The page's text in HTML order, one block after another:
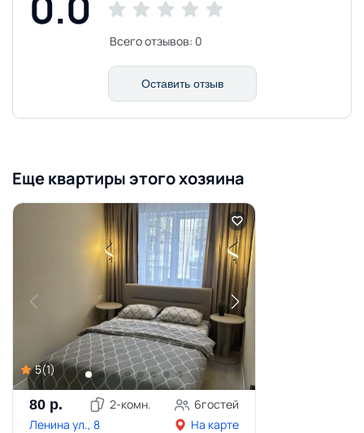
Всего отзывов: 0
Оставить отзыв
Еще квартиры этого хозяина
5(1)
80 р. 2-комн. 6гостей
Ленина ул., 8
На карте